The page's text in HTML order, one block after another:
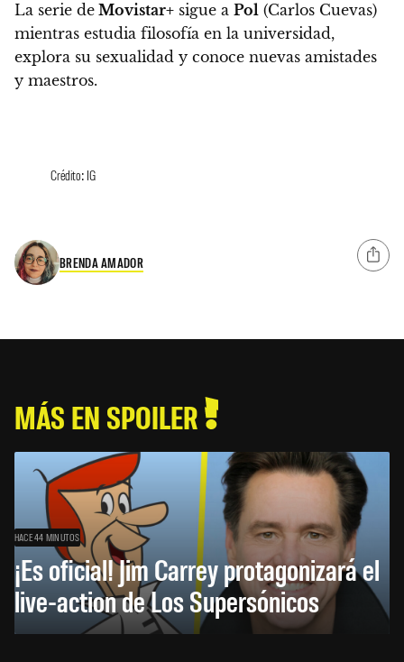
La serie de Movistar+ sigue a Pol (Carlos Cuevas)
mientras estudia filosofía en la universidad,
explora su sexualidad y conoce nuevas amistades
y maestros.
Crédito: IG
BRENDA AMADOR
MÁS EN SPOILER
HACE 44 MINUTOS
¡Es oficial! Jim Carrey protagonizará el
live-action de Los Supersónicos